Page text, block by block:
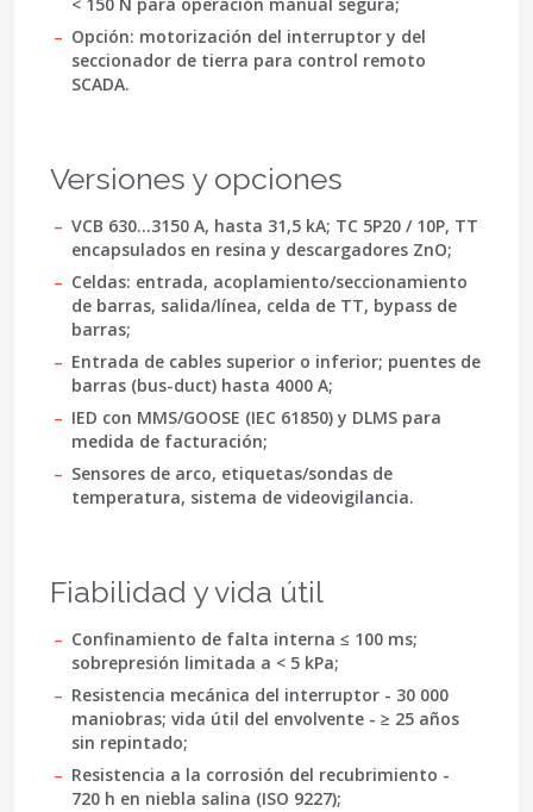
Opción: motorización del interruptor y del
seccionador de tierra para control remoto
SCADA.
Versiones y opciones
VCB 630…3150 A, hasta 31,5 kA; TC 5P20 / 10P, TT
encapsulados en resina y descargadores ZnO;
Celdas: entrada, acoplamiento/seccionamiento
de barras, salida/línea, celda de TT, bypass de
barras;
Entrada de cables superior o inferior; puentes de
barras (bus-duct) hasta 4000 A;
IED con MMS/GOOSE (IEC 61850) y DLMS para
medida de facturación;
Sensores de arco, etiquetas/sondas de
temperatura, sistema de videovigilancia.
Fiabilidad y vida útil
Confinamiento de falta interna ≤ 100 ms;
sobrepresión limitada a < 5 kPa;
Resistencia mecánica del interruptor - 30 000
maniobras; vida útil del envolvente - ≥ 25 años
sin repintado;
Resistencia a la corrosión del recubrimiento -
720 h en niebla salina (ISO 9227);